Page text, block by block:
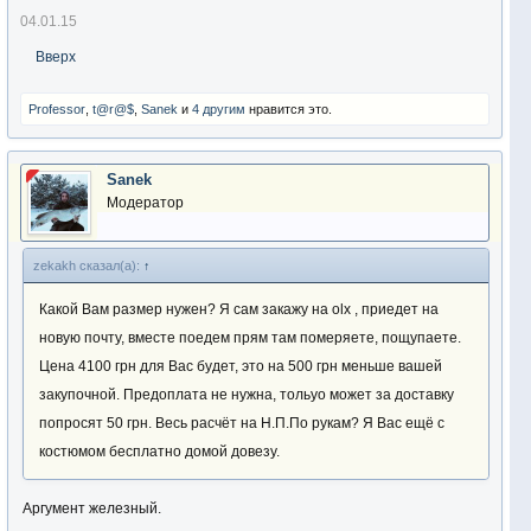
04.01.15
Вверх
Professor t@r@$ Sanek и 4 другим нравится это.
Sanek
Модератор
zekakh сказал(а): ↑
Какой Вам размер нужен? Я сам закажу на olx , приедет на
новую почту, вместе поедем прям там померяете, пощупаете.
Цена 4100 грн для Вас будет, это на 500 грн меньше вашей
закупочной. Предоплата не нужна, тольуо может за доставку
попросят 50 грн. Весь расчёт на Н.П.По рукам? Я Вас ещё с
костюмом бесплатно домой довезу.
Аргумент железный.